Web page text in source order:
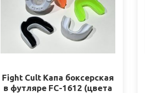
Fight Cult Капа боксерская
в футляре FC-1612 (цвета